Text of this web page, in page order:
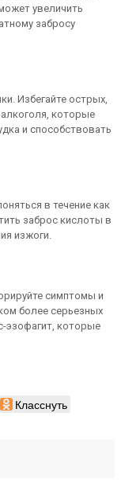
увеличить
забросу
Избегайте острых,
которые
и способствовать
в течение как
заброс кислоты в
изжоги.
симптомы и
более серьезных
эзофагит, которые
Класснуть